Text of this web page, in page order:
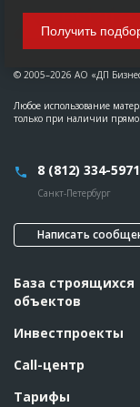
© 2005–2026 АО «ДП
Любое использование
только при наличии
8 (812) 334-5971
Санкт-Петербург
Написать
База строящихся
объектов
Инвестпроекты
Call-центр
Тарифы
Получить